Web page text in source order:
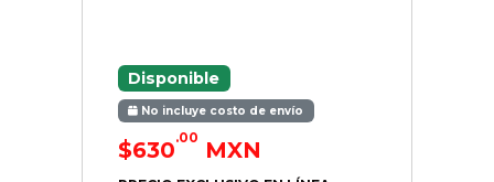
Disponible
No incluye costo de envío
$630.00 MXN